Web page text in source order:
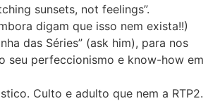
sunsets, not feelings”.
digam que isso nem exista!!)
das Séries” (ask him), para nos
seu perfeccionismo e know-how em
Culto e adulto que nem a RTP2.